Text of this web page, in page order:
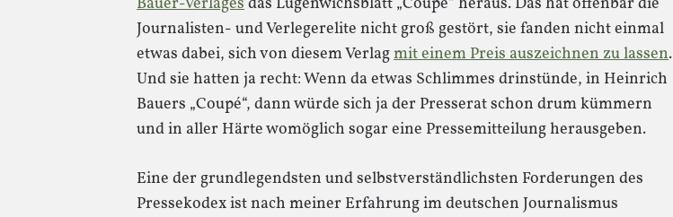
Journalisten- und Verlegerelite nicht groß gestört, sie fanden nicht einmal
etwas dabei, sich von diesem Verlagmit einem Preis auszeichnen zu lassen.
Und sie hatten ja recht: Wenn da etwas Schlimmes drinstünde, in Heinrich
Bauers „Coupé“, dann würde sich ja der Presserat schon drum kümmern
und in aller Härte womöglich sogar eine Pressemitteilung herausgeben.
Eine der grundlegendsten und selbstverständlichsten Forderungen des
Pressekodex ist nach meiner Erfahrung im deutschen Journalismus